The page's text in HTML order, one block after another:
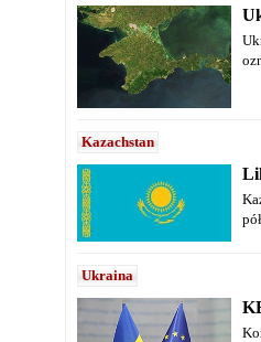
Kazachstan
Ukraina